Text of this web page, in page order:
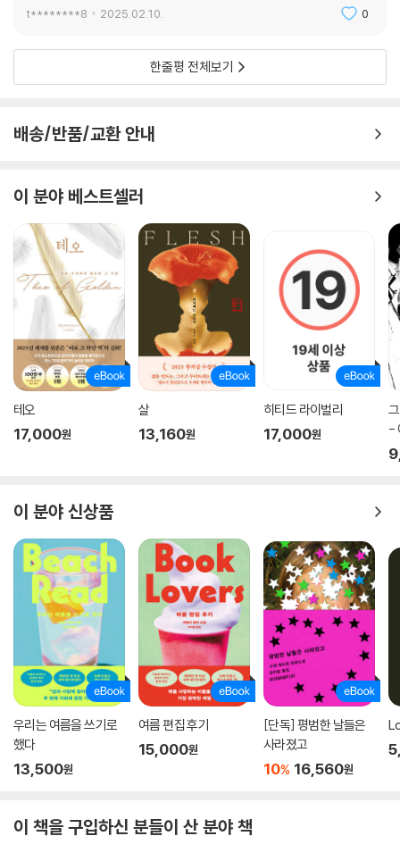
t********8 2025.02.10. 0
한줄평 전체보기
배송/반품/교환 안내
이 분야 베스트셀러
테오
17,000원
살
13,160원
히티드 라이벌리
17,000원
-
이 분야 신상품
우리는 여름을 쓰기로
했다
13,500원
여름 편집 후기
15,000원
[단독] 평범한 날들은
사라졌고
10% 16,560원
이 책을 구입하신 분들이 산 분야 책